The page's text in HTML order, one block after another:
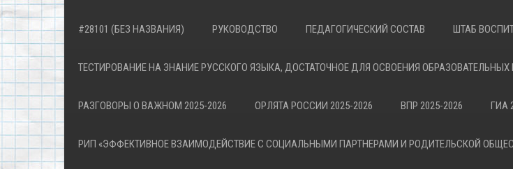
#28101 (БЕЗ НАЗВАНИЯ) РУКОВОДСТВО ПЕДАГОГИЧЕСКИЙ СОСТАВ ШТАБ
ТЕСТИРОВАНИЕ НА ЗНАНИЕ РУССКОГО ЯЗЫКА, ДОСТАТОЧНОЕ ДЛЯ ОСВОЕНИЯ
РАЗГОВОРЫ О ВАЖНОМ 2025-2026 ОРЛЯТА РОССИИ 2025-2026 ВПР 2025-2026 ГИА
РИП «ЭФФЕКТИВНОЕ ВЗАИМОДЕЙСТВИЕ С СОЦИАЛЬНЫМИ ПАРТНЕРАМИ И РОДИТЕЛЬСКОЙ